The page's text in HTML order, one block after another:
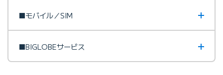
■モバイル／SIM
■BIGLOBEサービス